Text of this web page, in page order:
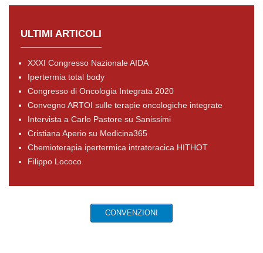
ULTIMI ARTICOLI
XXXI Congresso Nazionale AIDA
Ipertermia total body
Congresso di Oncologia Integrata 2020
Convegno ARTOI sulle terapie oncologiche integrate
Intervista a Carlo Pastore su Sanissimi
Cristiana Aperio su Medicina365
Chemioterapia ipertermica intratoracica HITHOT
Filippo Lococo
CONVENZIONI